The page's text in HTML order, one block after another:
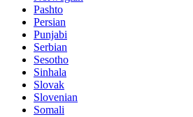
Pashto
Persian
Punjabi
Serbian
Sesotho
Sinhala
Slovak
Slovenian
Somali